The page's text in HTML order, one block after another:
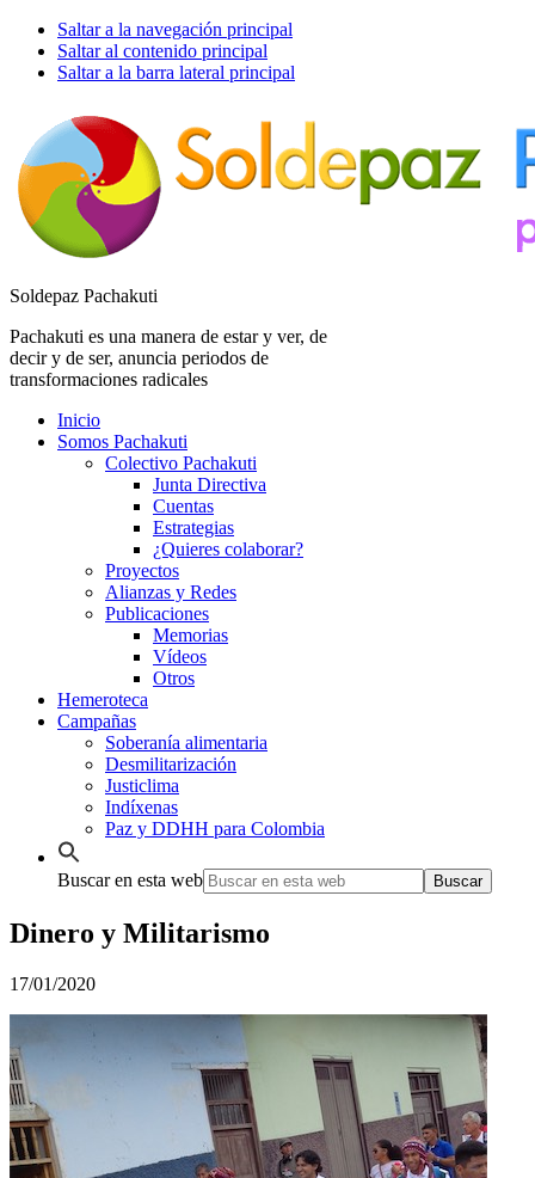
Saltar a la navegación principal
Saltar al contenido principal
Saltar a la barra lateral principal
Soldepaz Pachakuti
Pachakuti es una manera de estar y ver, de
decir y de ser, anuncia periodos de
transformaciones radicales
Inicio
Somos Pachakuti
Colectivo Pachakuti
Junta Directiva
Cuentas
Estrategias
¿Quieres colaborar?
Proyectos
Alianzas y Redes
Publicaciones
Memorias
Vídeos
Otros
Hemeroteca
Campañas
Soberanía alimentaria
Desmilitarización
Justiclima
Indíxenas
Paz y DDHH para Colombia
Buscar en esta web
Dinero y Militarismo
17/01/2020